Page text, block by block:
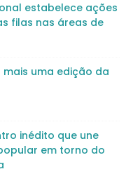
estabelece ações
filas nas áreas de
uma edição da
inédito que une
em torno do